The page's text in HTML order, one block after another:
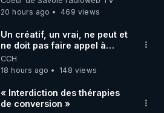
20 hours ago
469 views
Un créatif, un vrai, ne peut et
ne doit pas faire appel à
l'intelligence artificielle
CCH
18 hours ago
148 views
« Interdiction des thérapies
de conversion »